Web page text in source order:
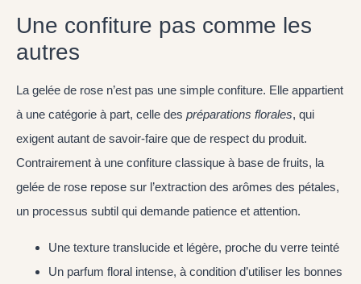
Une confiture pas comme les
autres
La gelée de rose n’est pas une simple confiture. Elle appartient
à une catégorie à part, celle des préparations florales, qui
exigent autant de savoir-faire que de respect du produit.
Contrairement à une confiture classique à base de fruits, la
gelée de rose repose sur l’extraction des arômes des pétales,
un processus subtil qui demande patience et attention.
Une texture translucide et légère, proche du verre teinté
Un parfum floral intense, à condition d’utiliser les bonnes